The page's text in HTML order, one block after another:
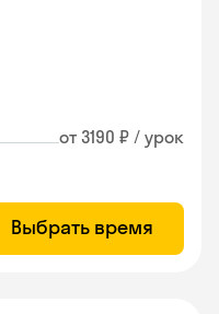
от 3190 ₽ / урок
Выбрать время